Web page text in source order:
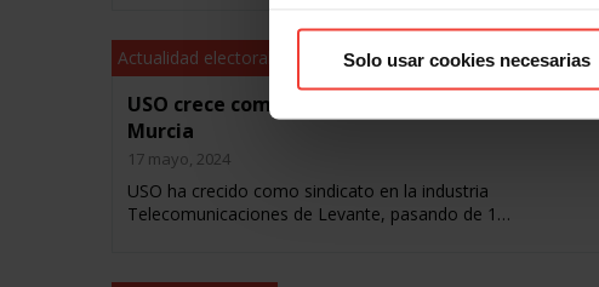
Solo usar cookies necesarias
Actualidad electoral
USO crece como sindicato en dos industrias en
Murcia
17 mayo, 2024
USO ha crecido como sindicato en la industria
Telecomunicaciones de Levante, pasando de 1…